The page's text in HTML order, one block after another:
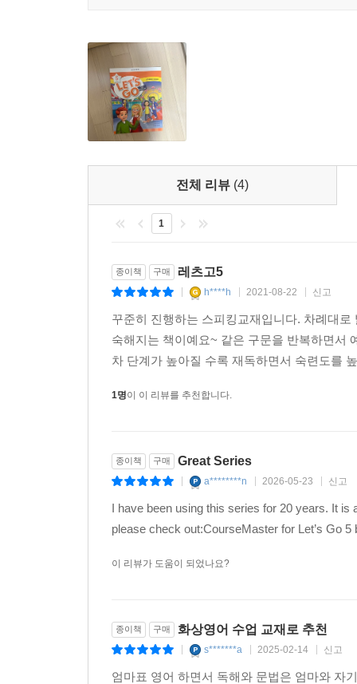
전체 리뷰 (4)
1
종이책 구매 레츠고5
h****h 2021-08-22 신고
꾸준히 진행하는 스피킹교재입니다. 차례대
숙해지는 책이예요~ 같은 구문을 반복하면서
차 단계가 높아질 수록 재독하면서 숙련도를
1명이 이 리뷰를 추천합니다.
종이책 구매 Great Series
a********n 2026-05-23 신고
I have been using this series for 20 years. It
please check out:CourseMaster for Let’s Go
이 리뷰가 도움이 되었나요?
종이책 구매 화상영어 수업 교재로 추천
s*******a 2025-02-14 신고
엄마표 영어 하면서 독해와 문법은 엄마와 자